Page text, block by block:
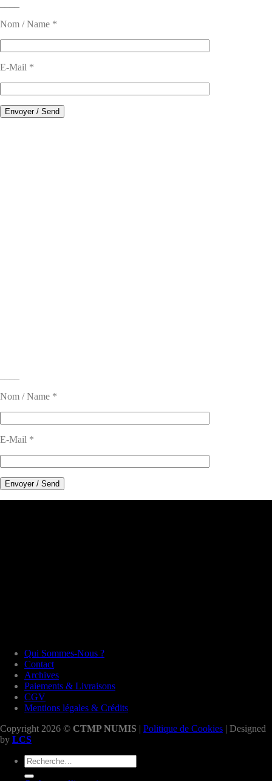
Nom / Name *
E-Mail *
Nom / Name *
E-Mail *
Qui Sommes-Nous ?
Contact
Archives
Paiements & Livraisons
CGV
Mentions légales & Crédits
Copyright 2026 © CTMP NUMIS | Politique de Cookies | Designed
by LCS
Recherche
pour :